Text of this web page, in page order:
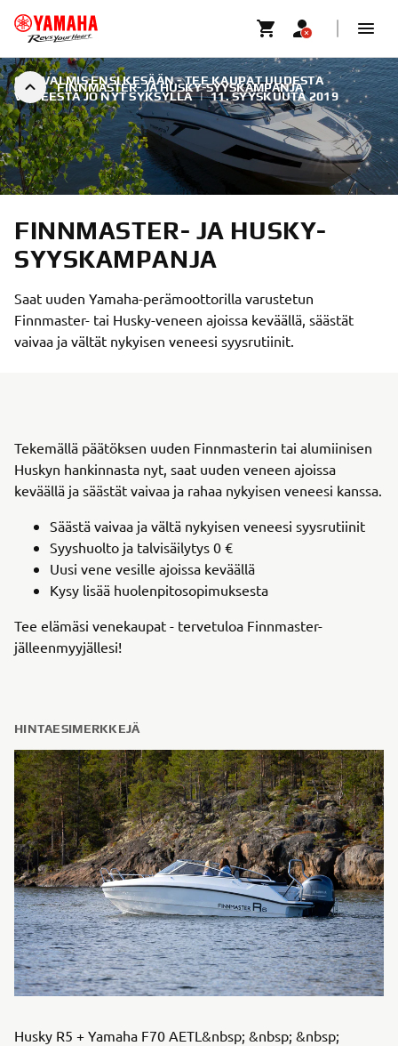
FINNMASTER- JA HUSKY-SYYSKAMPANJA
OLE VALMIS ENSI KESÄÄN - TEE KAUPAT UUDESTA
VENEESTÄ JO NYT SYKSYLLÄ | 11. SYYSKUUTA 2019
FINNMASTER- JA HUSKY-
SYYSKAMPANJA
Saat uuden Yamaha-perämoottorilla varustetun
Finnmaster- tai Husky-veneen ajoissa keväällä, säästät
vaivaa ja vältät nykyisen veneesi syysrutiinit.
Tekemällä päätöksen uuden Finnmasterin tai alumiinisen
Huskyn hankinnasta nyt, saat uuden veneen ajoissa
keväällä ja säästät vaivaa ja rahaa nykyisen veneesi kanssa.
Säästä vaivaa ja vältä nykyisen veneesi syysrutiinit
Syyshuolto ja talvisäilytys 0 €
Uusi vene vesille ajoissa keväällä
Kysy lisää huolenpitosopimuksesta
Tee elämäsi venekaupat - tervetuloa Finnmaster-
jälleenmyyjällesi!
HINTAESIMERKKEJÄ
Husky R5 + Yamaha F70 AETL&nbsp; &nbsp; &nbsp;